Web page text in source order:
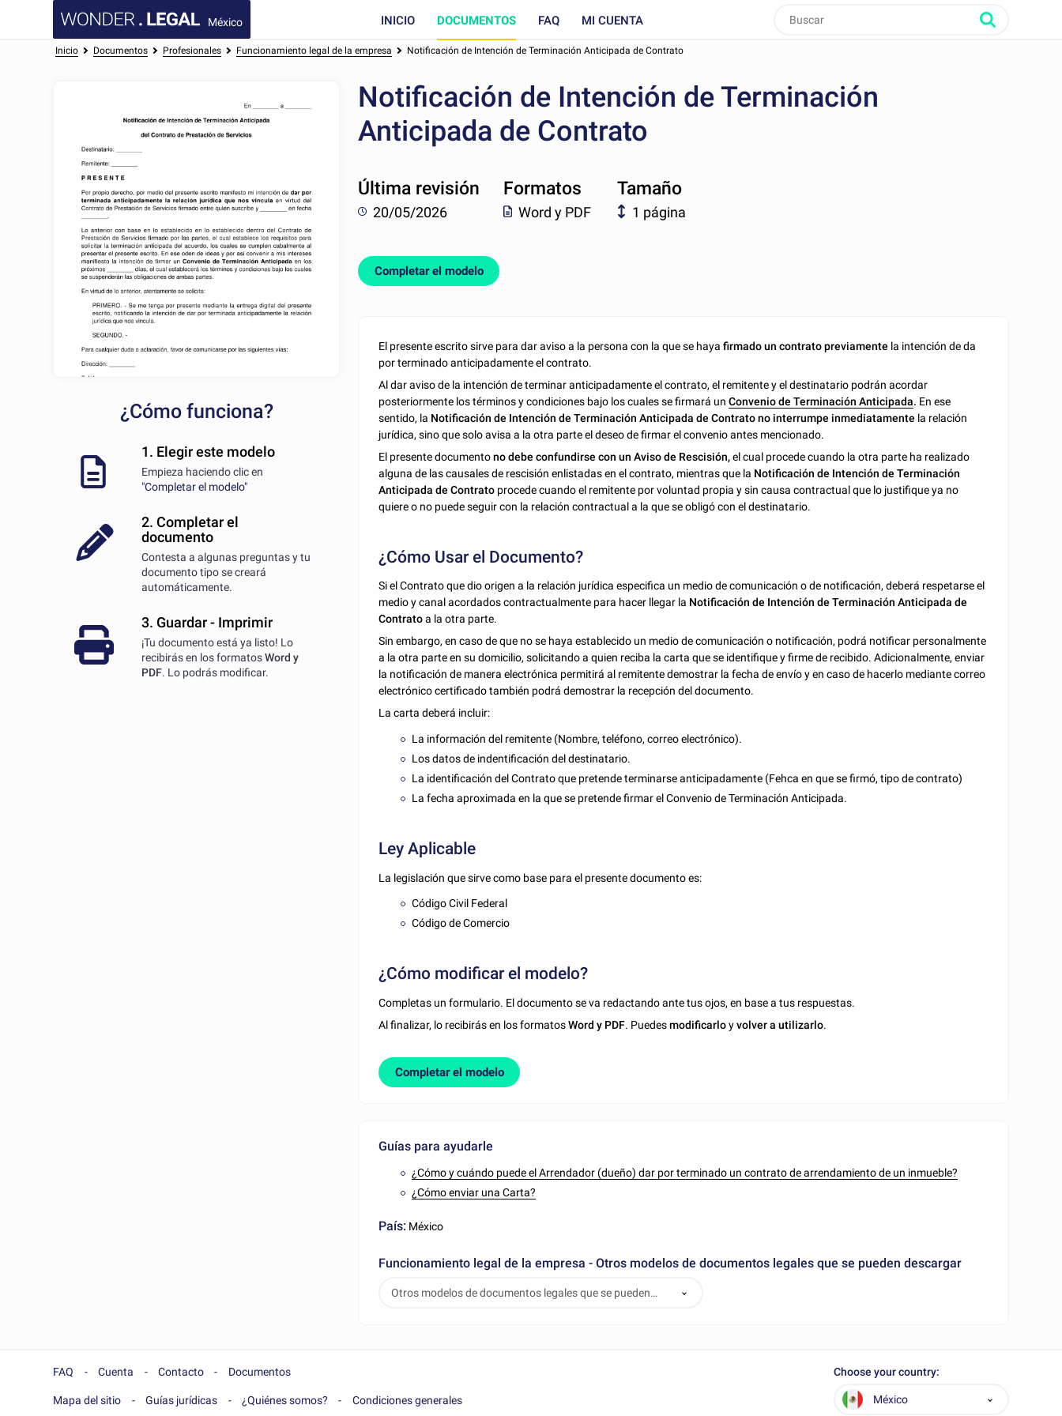
México INICIO DOCUMENTOS FAQ MI CUENTA
Inicio Documentos Profesionales Funcionamiento legal de la empresa Notificación de Intención de Terminación Anticipada de Contrato
¿Cómo funciona?
1. Elegir este modelo
Empieza haciendo clic en
"Completar el modelo"
2. Completar el
documento
Contesta a algunas preguntas y tu
documento tipo se creará
automáticamente.
3. Guardar - Imprimir
¡Tu documento está ya listo! Lo
recibirás en los formatosWord y
PDF. Lo podrás modificar.
Notificación de Intención de Terminación
Anticipada de Contrato
Última revisión
20/05/2026
Formatos
Word y PDF
Tamaño
1 página
Completar el modelo
El presente escrito sirve para dar aviso a la persona con la que se hayafirmado un contrato previamente la intención de da
por terminado anticipadamente el contrato.
Al dar aviso de la intención de terminar anticipadamente el contrato, el remitente y el destinatario podrán acordar
posteriormente los términos y condiciones bajo los cuales se firmará unConvenio de Terminación Anticipada. En ese
sentido, la Notificación de Intención de Terminación Anticipada de Contrato no interrumpe inmediatamente la relación
jurídica, sino que solo avisa a la otra parte el deseo de firmar el convenio antes mencionado.
El presente documentono debe confundirse con un Aviso de Rescisión,el cual procede cuando la otra parte ha realizado
alguna de las causales de rescisión enlistadas en el contrato, mientras que la Notificación de Intención de Terminación
Anticipada de Contrato procede cuando el remitente por voluntad propia y sin causa contractual que lo justifique ya no
quiere o no puede seguir con la relación contractual a la que se obligó con el destinatario.
¿Cómo Usar el Documento?
Si el Contrato que dio origen a la relación jurídica especifica un medio de comunicación o de notificación, deberá respetarse el
medio y canal acordados contractualmente para hacer llegar la Notificación de Intención de Terminación Anticipada de
Contratoa la otra parte.
Sin embargo, en caso de que no se haya establecido un medio de comunicación o notificación, podrá notificar personalmente
a la otra parte en su domicilio, solicitando a quien reciba la carta que se identifique y firme de recibido. Adicionalmente, enviar
la notificación de manera electrónica permitirá al remitente demostrar la fecha de envío y en caso de hacerlo mediante correo
electrónico certificado también podrá demostrar la recepción del documento.
La carta deberá incluir:
La información del remitente (Nombre, teléfono, correo electrónico).
Los datos de indentificación del destinatario.
La identificación del Contrato que pretende terminarse anticipadamente (Fehca en que se firmó, tipo de contrato)
La fecha aproximada en la que se pretende firmar el Convenio de Terminación Anticipada.
Ley Aplicable
La legislación que sirve como base para el presente documento es:
Código Civil Federal
Código de Comercio
¿Cómo modificar el modelo?
Completas un formulario. El documento se va redactando ante tus ojos, en base a tus respuestas.
Al finalizar, lo recibirás en los formatosWord y PDF. Puedesmodificarloyvolver a utilizarlo.
Completar el modelo
Guías para ayudarle
¿Cómo y cuándo puede el Arrendador (dueño) dar por terminado un contrato de arrendamiento de un inmueble?
¿Cómo enviar una Carta?
País: México
Funcionamiento legal de la empresa - Otros modelos de documentos legales que se pueden descargar
Otros modelos de documentos legales que se pueden
FAQ Cuenta Contacto Documentos
Mapa del sitio Guías jurídicas ¿Quiénes somos? Condiciones generales
Choose your country:
México